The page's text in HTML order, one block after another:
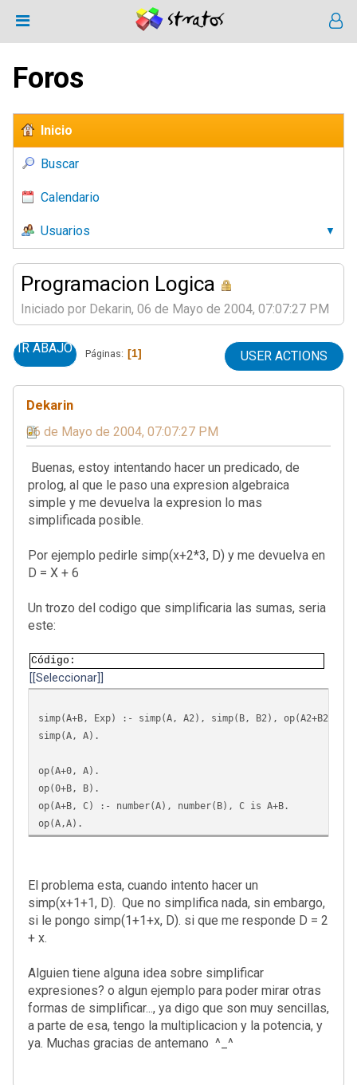
Foros
Inicio
Buscar
Calendario
Usuarios
Programacion Logica
Iniciado por Dekarin, 06 de Mayo de 2004, 07:07:27 PM
IR ABAJO Páginas 1 USER ACTIONS
Dekarin
06 de Mayo de 2004, 07:07:27 PM
Buenas, estoy intentando hacer un predicado, de
prolog, al que le paso una expresion algebraica
simple y me devuelva la expresion lo mas
simplificada posible.
Por ejemplo pedirle simp(x+2*3, D) y me devuelva en
D = X + 6
Un trozo del codigo que simplificaria las sumas, seria
este:
Código
[Seleccionar]
simp(A+B, Exp) :- simp(A, A2), simp(B, B2), op(A2+B2,
simp(A, A).
op(A+0, A).
op(0+B, B).
op(A+B, C) :- number(A), number(B), C is A+B.
op(A,A).
El problema esta, cuando intento hacer un
simp(x+1+1, D). Que no simplifica nada, sin embargo,
si le pongo simp(1+1+x, D). si que me responde D = 2
+ x.
Alguien tiene alguna idea sobre simplificar
expresiones? o algun ejemplo para poder mirar otras
formas de simplificar..., ya digo que son muy sencillas,
a parte de esa, tengo la multiplicacion y la potencia, y
ya. Muchas gracias de antemano ^_^